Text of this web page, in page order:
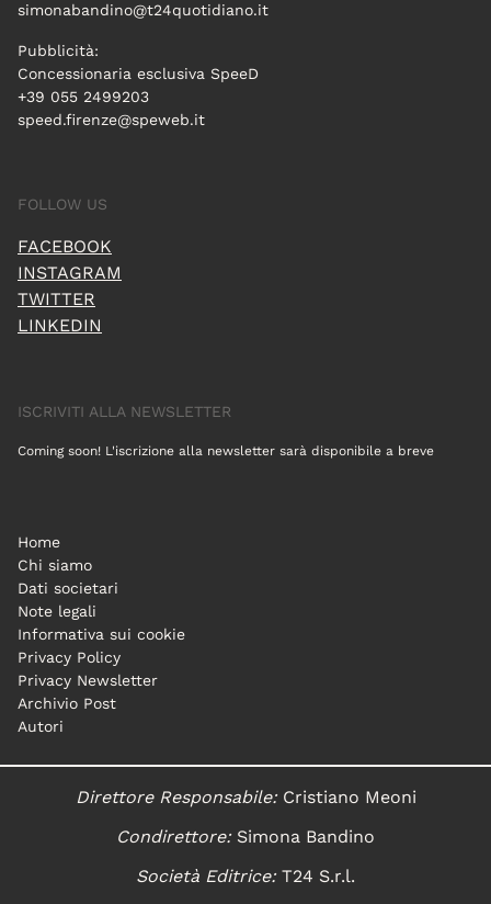
simonabandino@t24quotidiano.it
Pubblicità:
Concessionaria esclusiva SpeeD
+39 055 2499203
speed.firenze@speweb.it
FOLLOW US
FACEBOOK
INSTAGRAM
TWITTER
LINKEDIN
ISCRIVITI ALLA NEWSLETTER
Coming soon! L'iscrizione alla newsletter sarà disponibile a breve
Home
Chi siamo
Dati societari
Note legali
Informativa sui cookie
Privacy Policy
Privacy Newsletter
Archivio Post
Autori
Direttore Responsabile:Cristiano Meoni
Condirettore:Simona Bandino
Società Editrice:T24 S.r.l.